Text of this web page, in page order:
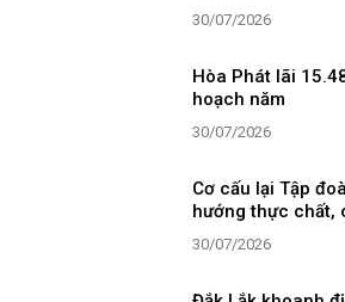
30/07/2026
Hòa Phát lãi
hoạch năm
30/07/2026
Cơ cấu lại Tập
hướng thực chất,
30/07/2026